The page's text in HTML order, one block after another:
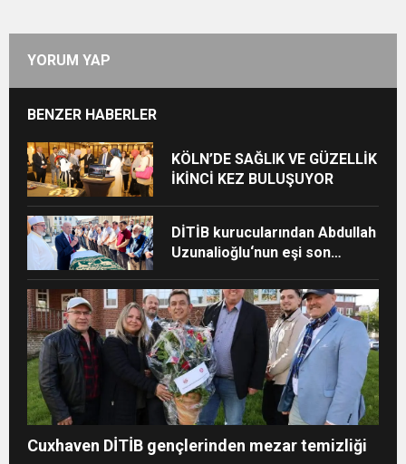
YORUM YAP
BENZER HABERLER
KÖLN’DE SAĞLIK VE GÜZELLİK
İKİNCİ KEZ BULUŞUYOR
DİTİB kurucularından Abdullah
Uzunalioğlu‘nun eşi son
Cuxhaven DİTİB gençlerinden mezar temizliği